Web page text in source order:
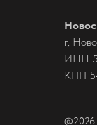
@2026
г.
ИНН
КПП